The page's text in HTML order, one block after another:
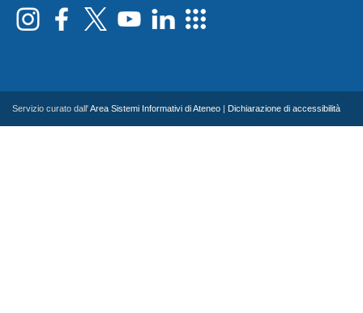
Servizio curato dall'Area Sistemi Informativi di Ateneo Dichiarazione di accessibilità